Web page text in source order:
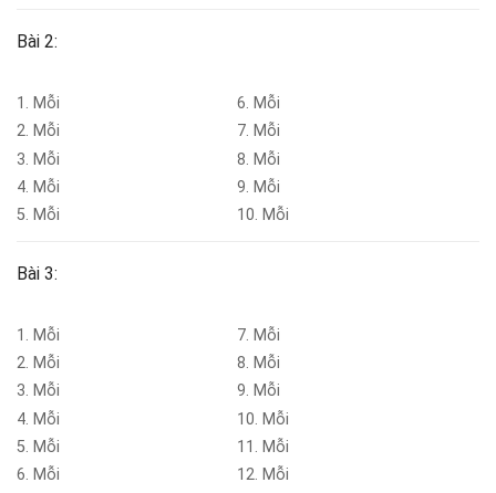
Bài 2:
1. Mỗi
2. Mỗi
3. Mỗi
4. Mỗi
5. Mỗi
6. Mỗi
7. Mỗi
8. Mỗi
9. Mỗi
10. Mỗi
Bài 3:
1. Mỗi
2. Mỗi
3. Mỗi
4. Mỗi
5. Mỗi
6. Mỗi
7. Mỗi
8. Mỗi
9. Mỗi
10. Mỗi
11. Mỗi
12. Mỗi